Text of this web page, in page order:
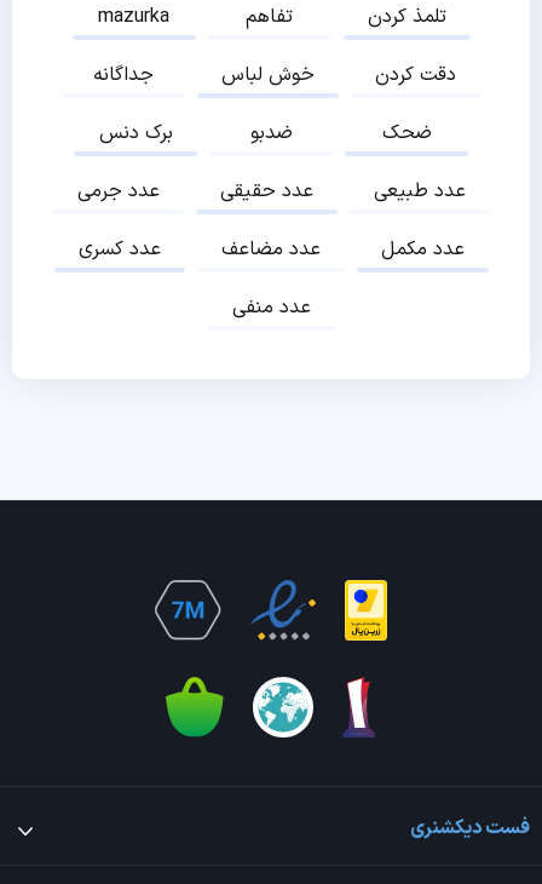
mazurka
تفاهم
تلمذ کردن
جداگانه
خوش لباس
دقت کردن
برک دنس
ضدبو
ضحک
عدد جرمی
عدد حقیقی
عدد طبیعی
عدد کسری
عدد مضاعف
عدد مکمل
عدد منفی
فست دیکشنری